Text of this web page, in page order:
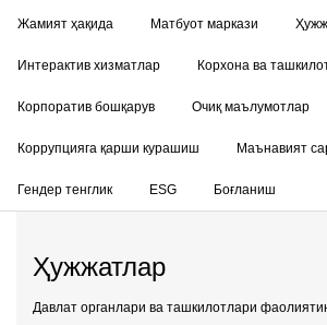
Жамият ҳақида Матбуот маркази
Интерактив хизматлар Корхона ва
Корпоратив бошқарув Очиқ маълумотлар
Коррупцияга қарши курашиш Маънавият
Гендер тенглик ESG Боғланиш
Ҳужжатлар
Давлат органлари ва ташкилотлари